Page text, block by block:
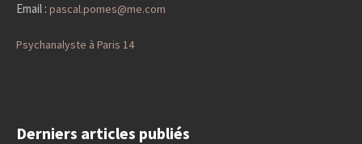
Email :pascal.pomes@me.com
Psychanalyste à Paris 14
Derniers articles publiés